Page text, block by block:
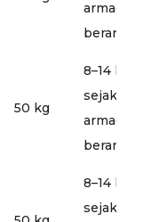
armada
50 kg
8–14 hari
sejak
armada
8–14 hari
sejak